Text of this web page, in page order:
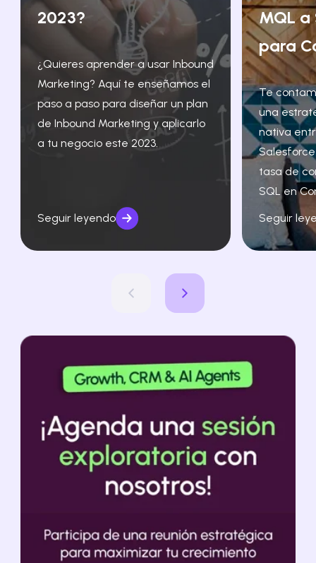
2023?
¿Quieres aprender a usar Inbound
Marketing? Aquí te enseñamos el
paso a paso para diseñar un plan
de Inbound Marketing y aplicarlo
a tu negocio este 2023.
Seguir leyendo
MQL a
para
Te
una
nativa
tasa de
SQL en
Seguir